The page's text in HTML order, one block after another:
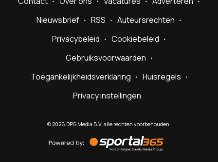
Nieuwsbrief
RSS
Auteursrechten
Privacybeleid
Cookiebeleid
Gebruiksvoorwaarden
Toegankelijkheidsverklaring
Huisregels
Privacy instellingen
©2026 DPG Media B.V. alle rechten voorbehouden.
by
Sportal365